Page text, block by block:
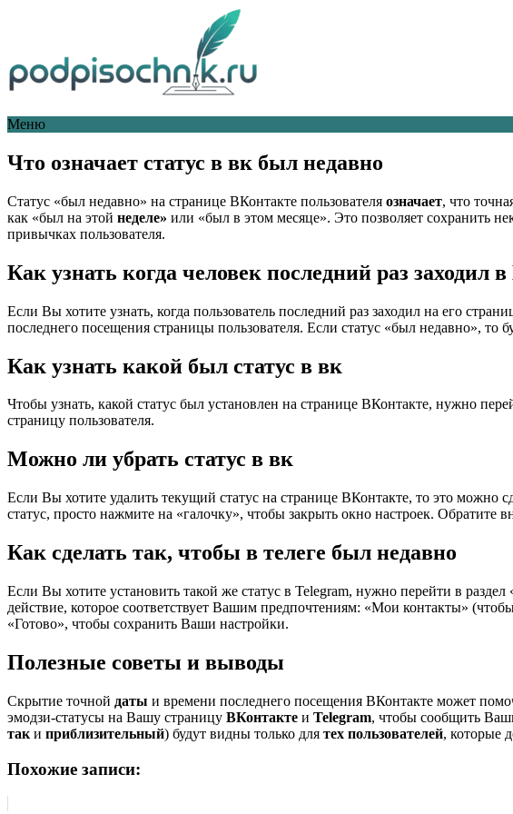
Меню
Что означает статус в вк был недавно
Статус «был недавно» на странице ВКонтакте пользователя означает, что
как «был на этой неделе» или «был в этом месяце». Это позволяет сохранить
привычках пользователя.
Как узнать когда человек последний раз заходил
Если Вы хотите узнать, когда пользователь последний раз заходил на его
последнего посещения страницы пользователя. Если статус «был недавно», то
Как узнать какой был статус в вк
Чтобы узнать, какой статус был установлен на странице ВКонтакте, нужно
страницу пользователя.
Можно ли убрать статус в вк
Если Вы хотите удалить текущий статус на странице ВКонтакте, то это можно
статус, просто нажмите на «галочку», чтобы закрыть окно настроек.
Как сделать так, чтобы в телеге был недавно
Если Вы хотите установить такой же статус в Telegram, нужно перейти в
действие, которое соответствует Вашим предпочтениям: «Мои контакты»
«Готово», чтобы сохранить Ваши настройки.
Полезные советы и выводы
Скрытие точной даты и времени последнего посещения ВКонтакте может
эмодзи-статусы на Вашу страницу ВКонтакте и Telegram, чтобы сообщить
так и приблизительный) будут видны только для тех пользователей, которые
Похожие записи: